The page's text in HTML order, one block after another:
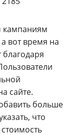
кампаниям
вот время на
благодаря
сайте.
больше
что